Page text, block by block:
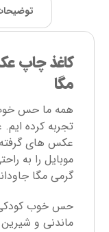
مگا
همه ما حس خوب
تجربه کرده
عکس های
گرمی مگا
حس خوب کودکی
ماندنی و